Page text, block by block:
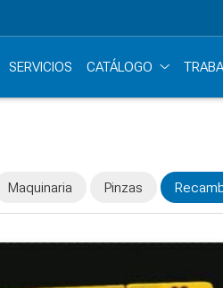
SERVICIOS CATÁLOGO
Maquinaria Pinzas